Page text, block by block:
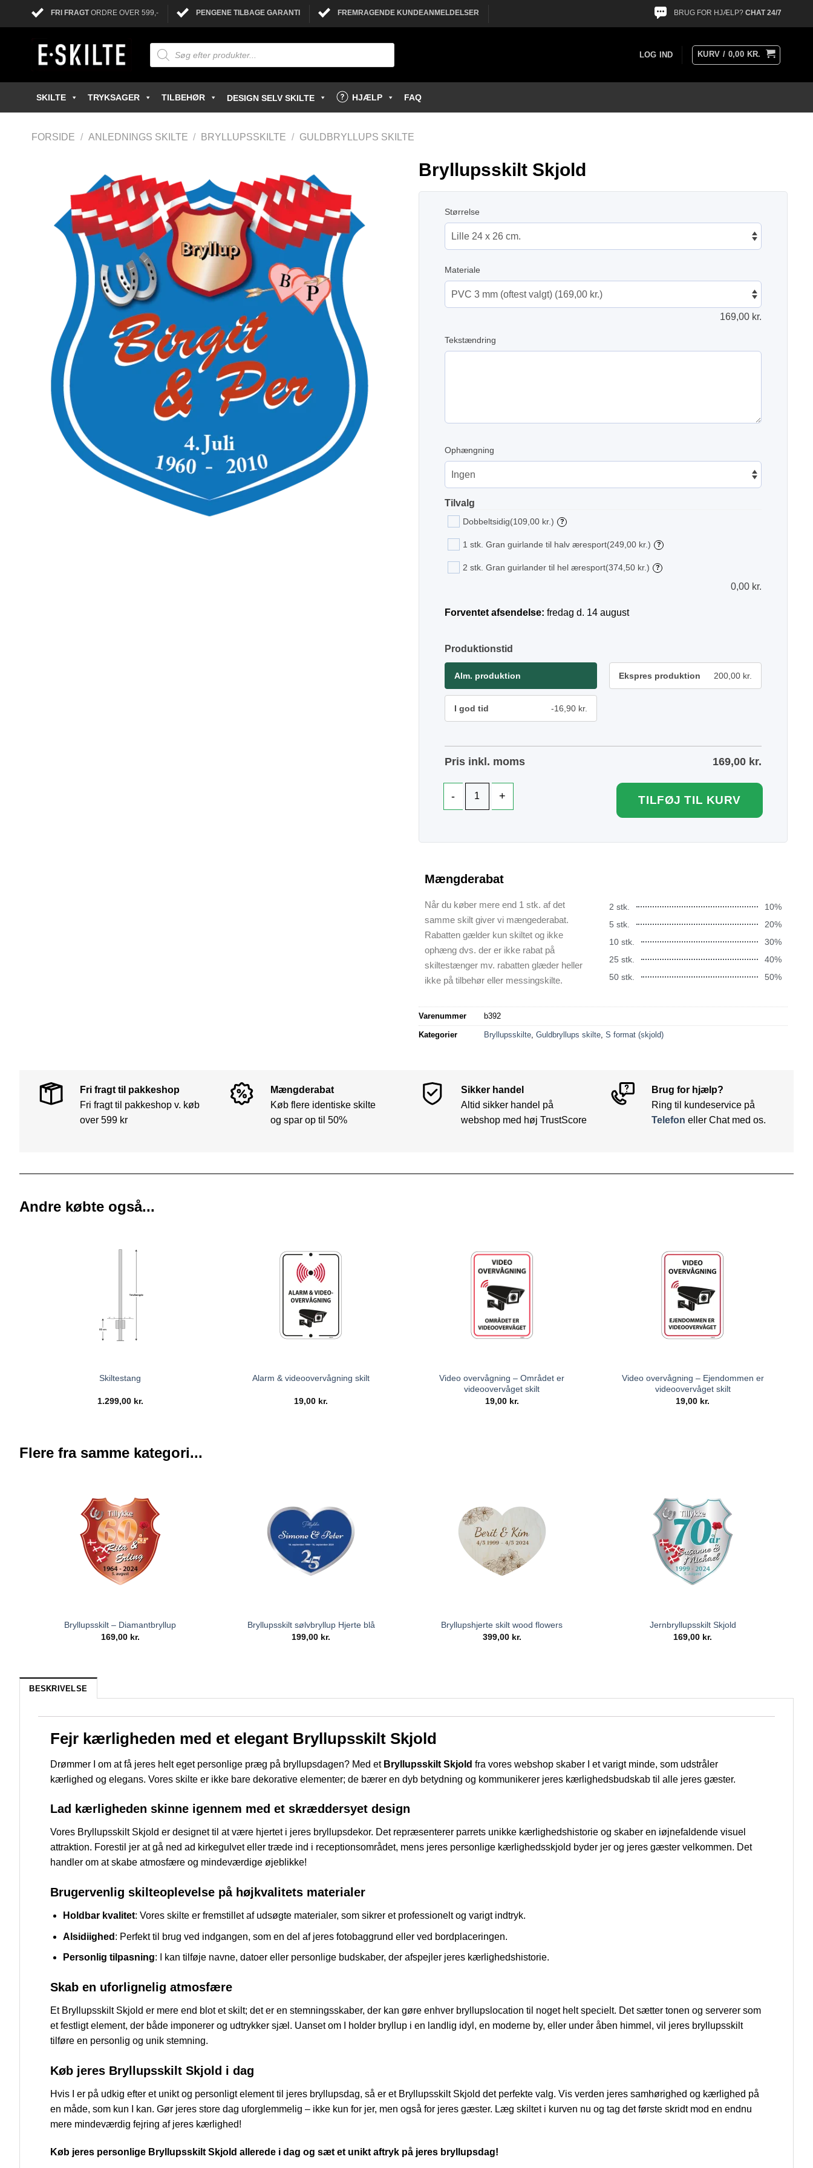
FRI FRAGTORDRE OVER 599,- PENGENE TILBAGE GARANTI FREMRAGENDE KUNDEANMELDELSER BRUG FOR HJÆLP? CHAT 24/7
LOG IND KURV / 0,00 KR.
SKILTE TRYKSAGER TILBEHØR DESIGN SELV SKILTE HJÆLP FAQ
FORSIDE / ANLEDNINGS SKILTE / BRYLLUPSSKILTE / GULDBRYLLUPS SKILTE
Bryllupsskilt Skjold
Størrelse
Materiale
169,00 kr.
Tekstændring
Ophængning
Tilvalg
Dobbeltsidig(109,00 kr.) ?
1 stk. Gran guirlande til halv æresport(249,00 kr.) ?
2 stk. Gran guirlander til hel æresport(374,50 kr.) ?
0,00 kr.
Forventet afsendelse: fredag d. 14 august
Produktionstid
Alm. produktion Ekspres produktion 200,00 kr.
I god tid -16,90 kr.
Pris inkl. moms 169,00 kr.
TILFØJ TIL KURV
Mængderabat
Når du køber mere end 1 stk. af det
samme skilt giver vi mængederabat.
Rabatten gælder kun skiltet og ikke
ophæng dvs. der er ikke rabat på
skiltestænger mv. rabatten glæder heller
ikke på tilbehør eller messingskilte.
2 stk.
10%
5 stk.
20%
10 stk.
30%
25 stk.
40%
50 stk.
50%
Varenummer b392
Kategorier Bryllupsskilte, Guldbryllups skilte, S format (skjold)
Fri fragt til pakkeshop
Fri fragt til pakkeshop v. køb
over 599 kr
Mængderabat
Køb flere identiske skilte
og spar op til 50%
Sikker handel
Altid sikker handel på
webshop med høj TrustScore
Brug for hjælp?
Ring til kundeservice på
Telefon eller Chat med os.
Andre købte også...
Skiltestang
1.299,00 kr.
Alarm & videoovervågning skilt
19,00 kr.
Video overvågning – Området er
videoovervåget skilt
19,00 kr.
Video overvågning – Ejendommen er
videoovervåget skilt
19,00 kr.
Flere fra samme kategori...
Bryllupsskilt – Diamantbryllup
169,00 kr.
Bryllupsskilt sølvbryllup Hjerte blå
199,00 kr.
Bryllupshjerte skilt wood flowers
399,00 kr.
Jernbryllupsskilt Skjold
169,00 kr.
BESKRIVELSE
Fejr kærligheden med et elegant Bryllupsskilt Skjold
Drømmer I om at få jeres helt eget personlige præg på bryllupsdagen? Med et Bryllupsskilt Skjold fra vores webshop skaber I et varigt minde, som udstråler
kærlighed og elegans. Vores skilte er ikke bare dekorative elementer; de bærer en dyb betydning og kommunikerer jeres kærlighedsbudskab til alle jeres gæster.
Lad kærligheden skinne igennem med et skræddersyet design
Vores Bryllupsskilt Skjold er designet til at være hjertet i jeres bryllupsdekor. Det repræsenterer parrets unikke kærlighedshistorie og skaber en iøjnefaldende visuel
attraktion. Forestil jer at gå ned ad kirkegulvet eller træde ind i receptionsområdet, mens jeres personlige kærlighedsskjold byder jer og jeres gæster velkommen. Det
handler om at skabe atmosfære og mindeværdige øjeblikke!
Brugervenlig skilteoplevelse på højkvalitets materialer
Holdbar kvalitet: Vores skilte er fremstillet af udsøgte materialer, som sikrer et professionelt og varigt indtryk.
Alsidiighed : Perfekt til brug ved indgangen, som en del af jeres fotobaggrund eller ved bordplaceringen.
Personlig tilpasning: I kan tilføje navne, datoer eller personlige budskaber, der afspejler jeres kærlighedshistorie.
Skab en uforlignelig atmosfære
Et Bryllupsskilt Skjold er mere end blot et skilt; det er en stemningsskaber, der kan gøre enhver bryllupslocation til noget helt specielt. Det sætter tonen og serverer som
et festligt element, der både imponerer og udtrykker sjæl. Uanset om I holder bryllup i en landlig idyl, en moderne by, eller under åben himmel, vil jeres bryllupsskilt
tilføre en personlig og unik stemning.
Køb jeres Bryllupsskilt Skjold i dag
Hvis I er på udkig efter et unikt og personligt element til jeres bryllupsdag, så er et Bryllupsskilt Skjold det perfekte valg. Vis verden jeres samhørighed og kærlighed på
en måde, som kun I kan. Gør jeres store dag uforglemmelig – ikke kun for jer, men også for jeres gæster. Læg skiltet i kurven nu og tag det første skridt mod en endnu
mere mindeværdig fejring af jeres kærlighed!
Køb jeres personlige Bryllupsskilt Skjold allerede i dag og sæt et unikt aftryk på jeres bryllupsdag!